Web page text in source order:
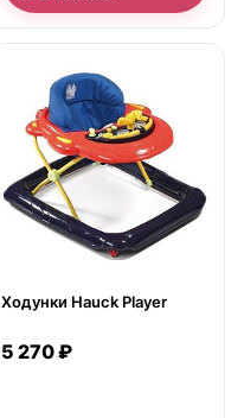
Ходунки Hauck Player
5 270 ₽